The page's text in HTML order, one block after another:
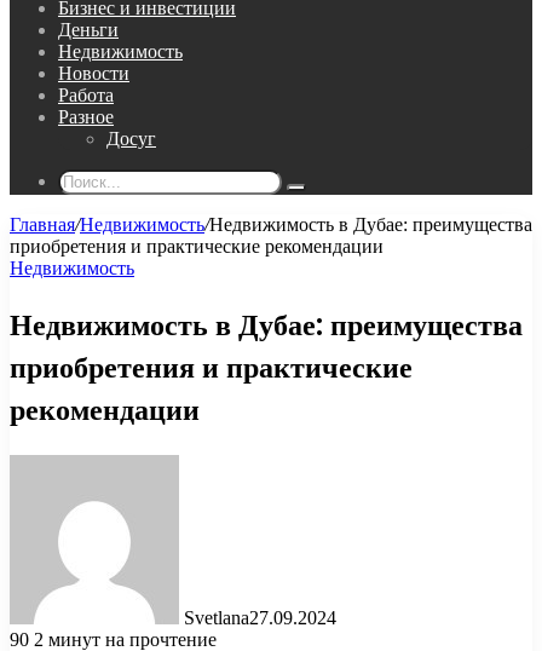
Бизнес и инвестиции
Деньги
Недвижимость
Новости
Работа
Разное
Досуг
Поиск...
Главная/Недвижимость/Недвижимость в Дубае: преимущества
приобретения и практические рекомендации
Недвижимость
Недвижимость в Дубае: преимущества
приобретения и практические
рекомендации
Svetlana27.09.2024
90 2 минут на прочтение